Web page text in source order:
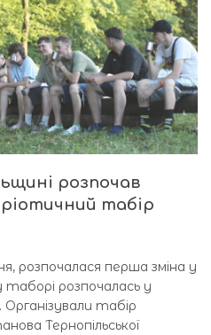
розпочав
табір
розпочалася перша зміна у
розпочалась у
Організували табір
Тернопільської